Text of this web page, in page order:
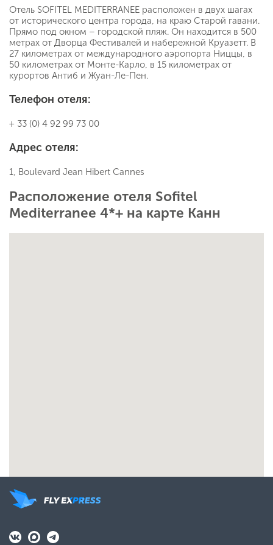
Отель SOFITEL MEDITERRANEE расположен в двух шагах
от исторического центра города, на краю Старой гавани.
Прямо под окном – городской пляж. Он находится в 500
метрах от Дворца Фестивалей и набережной Круазетт. В
27 километрах от международного аэропорта Ниццы, в
50 километрах от Монте-Карло, в 15 километрах от
курортов Антиб и Жуан-Ле-Пен.
Телефон отеля:
+ 33 (0) 4 92 99 73 00
Адрес отеля:
1, Boulevard Jean Hibert Cannes
Расположение отеля Sofitel
Mediterranee 4*+ на карте Канн